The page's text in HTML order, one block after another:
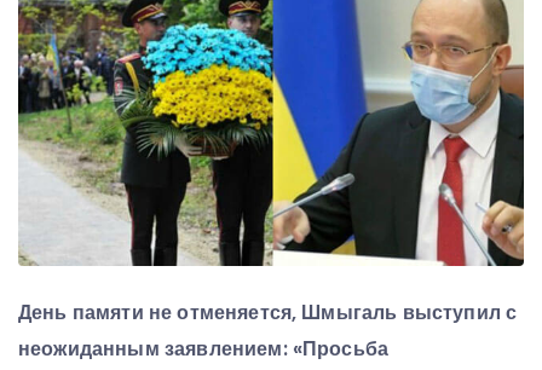
День памяти не отменяется, Шмыгаль выступил с
неожиданным заявлением: «Просьба